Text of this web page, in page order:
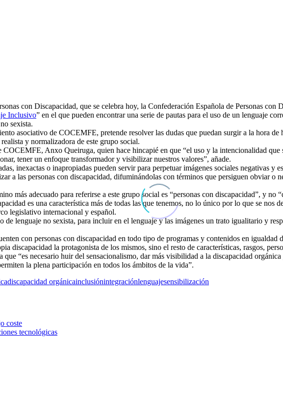
con Discapacidad, que se celebra hoy, la Confederación Española de Personas con
Inclusivo” en el que pueden encontrar una serie de pautas para el uso de un lenguaje
sexista.
asociativo de COCEMFE, pretende resolver las dudas que puedan surgir a la hora
y normalizadora de este grupo social.
COCEMFE, Anxo Queiruga, quien hace hincapié en que “el uso y la intencionalidad
tener un enfoque transformador y visibilizar nuestros valores”, añade.
inexactas o inapropiadas pueden servir para perpetuar imágenes sociales negativas y
a las personas con discapacidad, difuminándolas con términos que persiguen obviar o
más adecuado para referirse a este grupo social es “personas con discapacidad”, y no
es una característica más de todas las que tenemos, no lo único por lo que se nos
legislativo internacional y español.
lenguaje no sexista, para incluir en el lenguaje y las imágenes un trato igualitario y
con personas con discapacidad en todo tipo de programas y contenidos en
discapacidad la protagonista de los mismos, sino el resto de características, rasgos,
“es necesario huir del sensacionalismo, dar más visibilidad a la discapacidad
la plena participación en todos los ámbitos de la vida”.
discapacidad orgánicainclusiónintegraciónlenguajesensibilización
tecnológicas